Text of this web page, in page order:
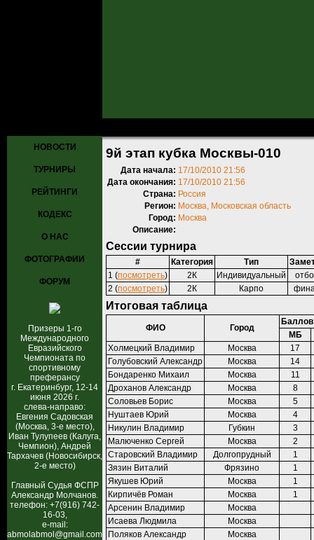
НОВОСТИ
ТУРНИРЫ
РЕЙТИНГИ
КОДЕКС
О НАС
ФОТОГРАФИИ
ФОРУМ
Призеры 1-го
Международного
Евразийского
Чемпионата по
спортивному
преферансу
г. Екатеринбург, 12-14
июня 2026 г.
слева-направо:
Евгения Садовская
(Москва, 3-е место),
Иван Тулупеев (Калуга,
Чемпион), Андрей
Тархачев (Новосибирск,
2-е место)
Главный Судья ФСПР
Александр Молчанов.
телефон: +7(916) 742-
16-03,
e-mail:
abmolabmol@gmail.com
9й этап кубка Москвы-010
Дата начала: 17/10/2010 21:56
Дата окончания: 17/10/2010 21:56
Страна: Россия
Регион: Москва, Московская область
Город: Москва
Описание:
Сессии турнира
# Категория Тип
1 (посмотреть) 2К Индивидуальный
2 (посмотреть) 2К Карпо
Итоговая таблица
ФИО Город
МБ
Холмецкий Владимир
Москва
17
Голубовский Александр
Москва
14
Бондаренко Михаил
Москва
11
Дроханов Александр
Москва
8
Соловьев Борис
Москва
5
Нуштаев Юрий
Москва
4
Никулин Владимир
Губкин
3
Малюченко Сергей
Москва
2
Старовский Владимир
Долгопрудный
1
Зязин Виталий
Фрязино
1
Якушев Юрий
Москва
1
Кирпичёв Роман
Москва
1
Арсенин Владимир
Москва
Исаева Людмила
Москва
Поляков Александр
Москва